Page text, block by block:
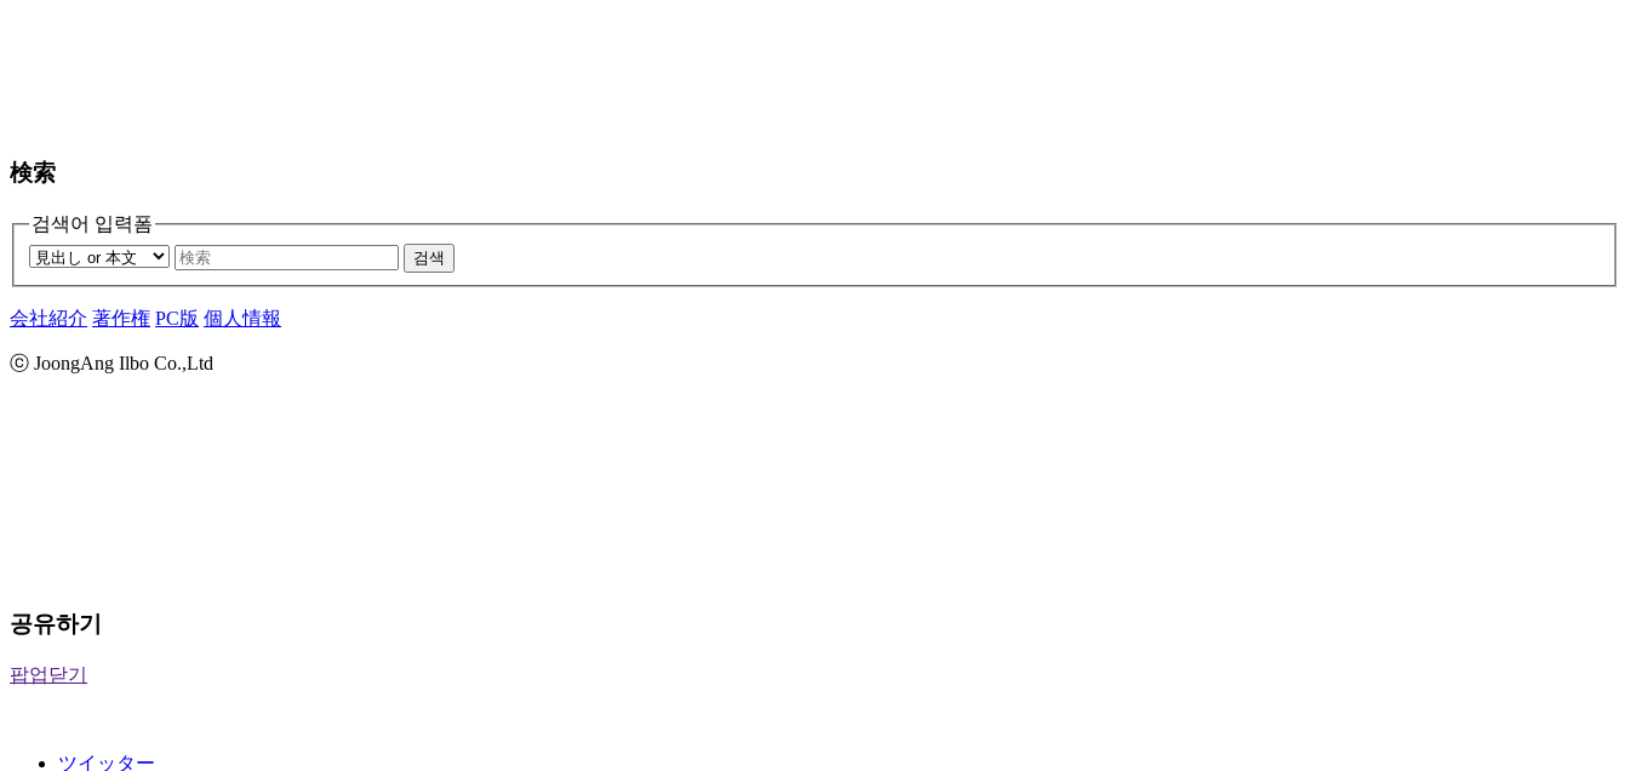
検索
검색어 입력폼
검색
会社紹介 著作権 PC版 個人情報
ⓒ JoongAng Ilbo Co.,Ltd
공유하기
팝업닫기
ツイッター